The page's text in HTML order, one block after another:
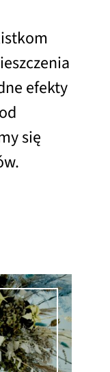
efekty
się